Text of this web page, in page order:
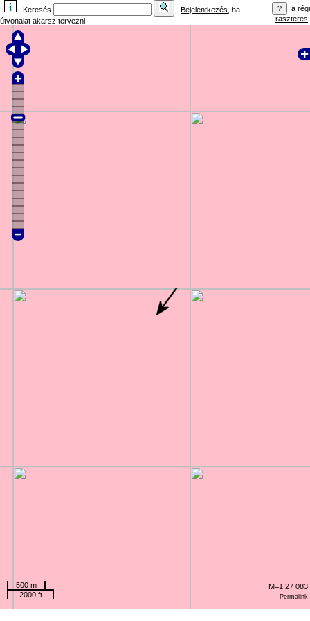
Keresés Bejelentkezés , ha
útvonalat akarsz tervezni
a régi
raszteres
Permalink
500 m
2000 ft
M=1:27 083